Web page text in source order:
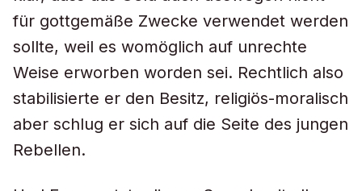
für gottgemäße Zwecke verwendet werden
sollte, weil es womöglich auf unrechte
Weise erworben worden sei. Rechtlich also
stabilisierte er den Besitz, religiös-moralisch
aber schlug er sich auf die Seite des jungen
Rebellen.